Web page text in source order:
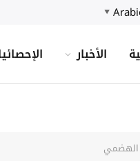
▼
الأخبار
الهضمي